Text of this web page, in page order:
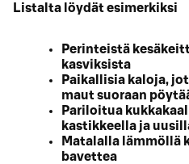
Listalta löydät esimerkiksi
Perinteistä
kasviksista
Paikallisia kaloja,
maut suoraan
Pariloitua
kastikkeella ja
Matalalla lämmöllä
bavettea